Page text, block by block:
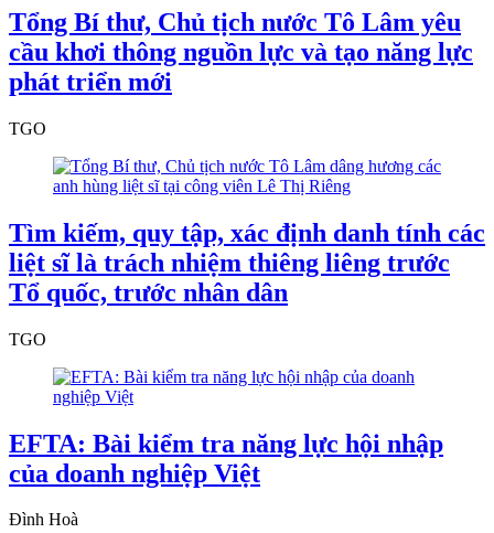
Tổng Bí thư, Chủ tịch nước Tô Lâm yêu
cầu khơi thông nguồn lực và tạo năng lực
phát triển mới
TGO
Tìm kiếm, quy tập, xác định danh tính các
liệt sĩ là trách nhiệm thiêng liêng trước
Tổ quốc, trước nhân dân
TGO
EFTA: Bài kiểm tra năng lực hội nhập
của doanh nghiệp Việt
Đình Hoà